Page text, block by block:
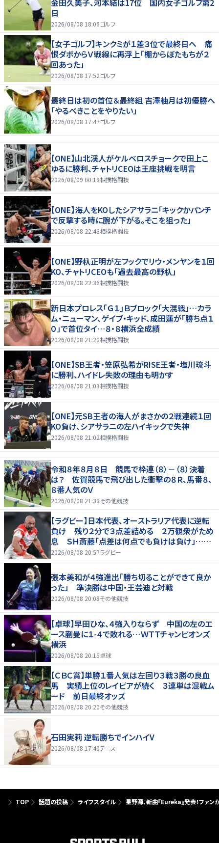
金田久美子、河本結は17位 国内女子ゴルフ第2
日
2026/08/08 18:06ゴルフ
【女子ゴルフ】キンクミが１差３位で最終日へ 痛
恨ダボからＶ戦線に再浮上「棚からぼたもちが２
回あった」
2026/08/08 17:52ゴルフ
最終日は初の首位＆最終組 吉澤柚月は初優勝へ
「やるべきことをやりたい」
2026/08/08 17:47ゴルフ
【ONE】山北渓人がケルベロスチョークで田上こ
ゆるに勝利、チャトリCEOは王座挑戦を明言
2026/08/09 00:18相撲格闘技
【ONE】海人をKOしたシアサラニ「キックかパンチ
で反撃する時に腕が下がる。そこを狙った」
2026/08/08 22:48相撲格闘技
【ONE】野杁正明が左フックでリウ・メンヤンを１回
KO、チャトリCEOも「過去最高の野杁」
2026/08/08 22:36相撲格闘技
新日本プロレス「Ｇ１」Ｂブロック「大混戦」…カラ
ム・ニューマン、ゲイブ・キッド、成田蓮が「勝ち点１
０」で首位タイ…８・８横浜全成績
2026/08/08 21:20相撲格闘技
【ONE】SB王者・笠原弘希がRISE王者・塩川琉斗
に勝利、ハイドレ失敗の理由も明かす
2026/08/08 21:03相撲格闘技
【ONE】元SB王者の海人がまさかの２戦連続１回
KO負け、シアサラニの左ハイキックで失神
2026/08/08 21:02相撲格闘技
令和８年８月８日 競馬で枠連（８）－（８）決着
は？ 佐賀競馬で飛び出した衝撃の８Ｒ、馬番８、
８番人気のＶ
2026/08/08 21:38その他競技
【ラグビー】日本代表、オーストラリア代表に逆転
負け 残り２分で３点差詰める ２万観衆がため
息 ＳＨ斎藤「点差は何点でも負けは負け」…前
半にＳＯ伊藤龍が先制トライ、３２ー３５で惜敗
2026/08/08 20:57ラグビー
張本美和が４強進出「勝ち切ることができて良か
った」 準決勝は中国・王芸迪と対戦
2026/08/08 20:08その他競技
【卓球】早田ひな、４強入りならず 中国の左のエ
ース蒯曼に１-４で敗れる…ＷＴＴチャンピオンズ
横浜
2026/08/08 20:15卓球
【ＣＢＣ賞】単勝１番人気は左回り３戦３勝の良血
馬 実績上位のレイピアが続く ３連単は混戦ム
ード 前日最終オッズ
2026/08/08 20:20その他競技
石田実莉 逆転勝ちでインハイV
2026/08/08 17:40テニス
TOP 話題の投稿 ライフスタイル 星野源、新曲『Eureka』発表！ファ